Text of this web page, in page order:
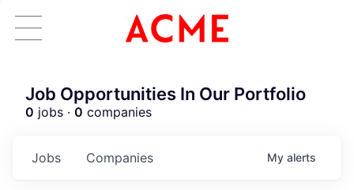
Job Opportunities In Our Portfolio
0 jobs · 0 companies
Jobs Companies My alerts